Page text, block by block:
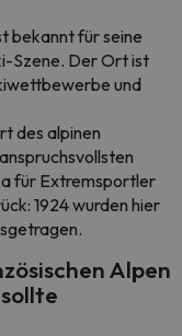
bekannt für seine
Szene. Der Ort ist
und
des alpinen
für Extremsportler
1924 wurden hier
Alpen